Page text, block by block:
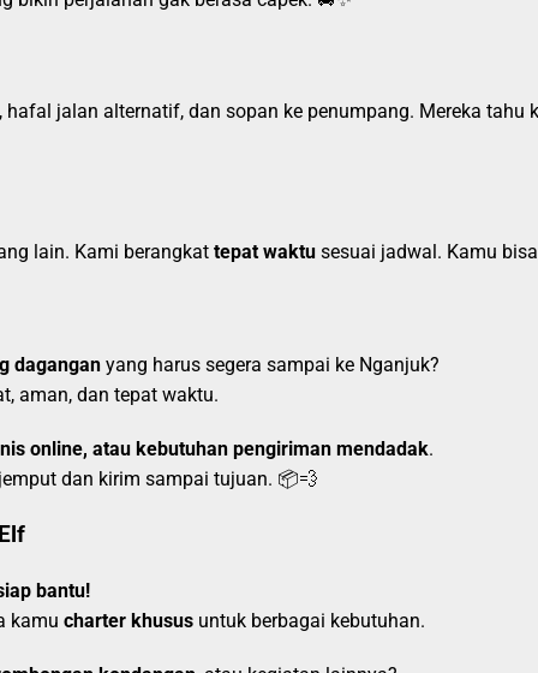
jalan alternatif, dan sopan ke penumpang. Mereka
lain. Kami berangkat tepat waktu sesuai jadwal. Kamu
dagangan yang harus segera sampai ke Nganjuk?
aman, dan tepat waktu.
online, atau kebutuhan pengiriman mendadak.
dan kirim sampai tujuan. 📦💨
bantu!
kamu charter khusus untuk berbagai kebutuhan.